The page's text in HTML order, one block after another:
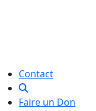
Contact
Faire un Don